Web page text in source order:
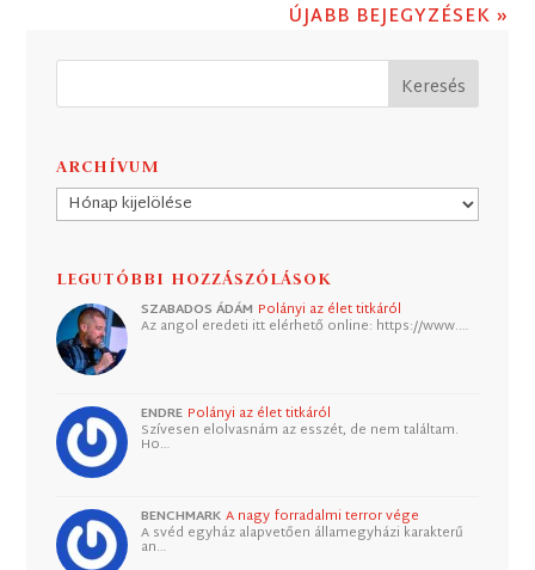
ÚJABB BEJEGYZÉSEK »
ARCHÍVUM
Archívum
LEGUTÓBBI HOZZÁSZÓLÁSOK
SZABADOS ÁDÁM Polányi az élet titkáról
Az angol eredeti itt elérhető online: https://www.…
ENDRE Polányi az élet titkáról
Szívesen elolvasnám az esszét, de nem találtam.
Ho…
BENCHMARK A nagy forradalmi terror vége
A svéd egyház alapvetően államegyházi karakterű
an…